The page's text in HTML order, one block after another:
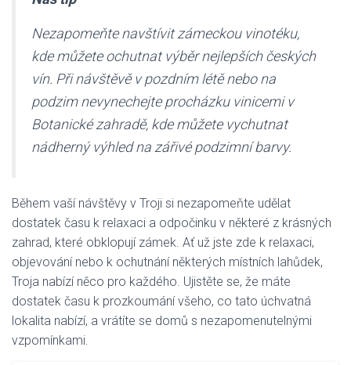
Nezapomeňte navštívit zámeckou vinotéku,
kde můžete ochutnat výběr nejlepších českých
vín. Při návštěvě v pozdním létě nebo na
podzim nevynechejte procházku vinicemi v
Botanické zahradě, kde můžete vychutnat
nádherný výhled na zářivé podzimní barvy.
Během vaší návštěvy v Troji si nezapomeňte udělat
dostatek času k relaxaci a odpočinku v některé z krásných
zahrad, které obklopují zámek. Ať už jste zde k relaxaci,
objevování nebo k ochutnání některých místních lahůdek,
Troja nabízí něco pro každého. Ujistěte se, že máte
dostatek času k prozkoumání všeho, co tato úchvatná
lokalita nabízí, a vrátíte se domů s nezapomenutelnými
vzpomínkami.